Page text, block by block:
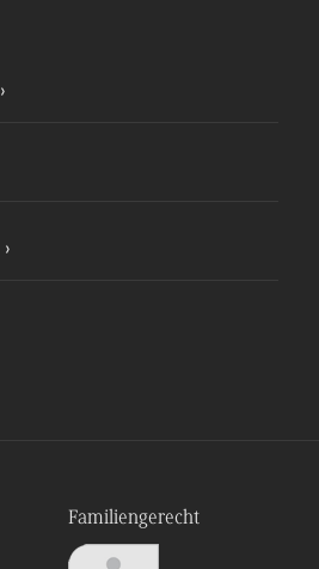
Familiengerecht